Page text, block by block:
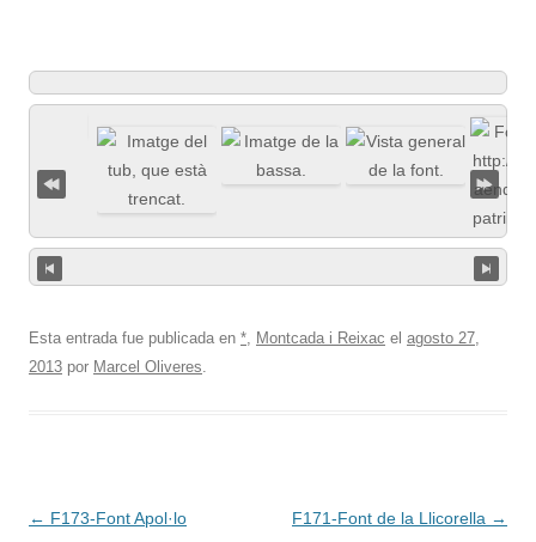
Esta entrada fue publicada en *, Montcada i Reixac el agosto 27,
2013 por Marcel Oliveres.
Navegación
← F173-Font Apol·lo F171-Font de la Llicorella →